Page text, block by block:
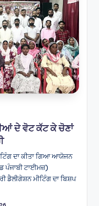
ਦੇ ਵੋਟ ਕੱਟ ਕੇ ਚੋਣਾਂ
ਦਾ ਕੀਤਾ ਗਿਆ ਆਯੋਜਨ
ਪੰਜਾਬੀ ਟਾਈਮਜ਼)
ਡੈਲੀਗੇਸ਼ਨ ਮੀਟਿੰਗ ਦਾ ਬਿਸ਼ਪ